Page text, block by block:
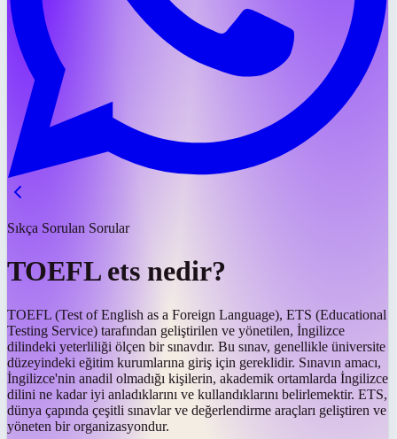
Sıkça Sorulan Sorular
TOEFL ets nedir?
TOEFL (Test of English as a Foreign Language), ETS (Educational
Testing Service) tarafından geliştirilen ve yönetilen, İngilizce
dilindeki yeterliliği ölçen bir sınavdır. Bu sınav, genellikle üniversite
düzeyindeki eğitim kurumlarına giriş için gereklidir. Sınavın amacı,
İngilizce'nin anadil olmadığı kişilerin, akademik ortamlarda İngilizce
dilini ne kadar iyi anladıklarını ve kullandıklarını belirlemektir. ETS,
dünya çapında çeşitli sınavlar ve değerlendirme araçları geliştiren ve
yöneten bir organizasyondur.